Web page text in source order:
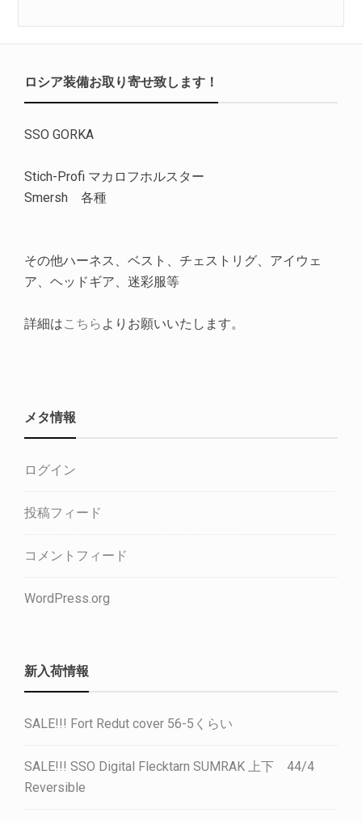
ロシア装備お取り寄せ致します！
SSO GORKA
Stich-Profi マカロフホルスター
Smersh 各種
その他ハーネス、ベスト、チェストリグ、アイウェ
ア、ヘッドギア、迷彩服等
詳細はこちら よりお願いいたします。
メタ情報
ログイン
投稿フィード
コメントフィード
WordPress.org
新入荷情報
SALE!!! Fort Redut cover 56-5くらい
SALE!!! SSO Digital Flecktarn SUMRAK 上下 44/4
Reversible